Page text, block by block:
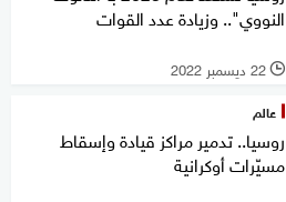
النووي".. وزيادة عدد القوات
l 22 ديسمبر 2022
عالم
روسيا.. تدمير مراكز قيادة وإسقاط
مسيّرات أوكرانية